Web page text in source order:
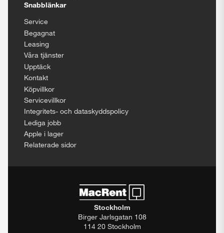
Snabblänkar
Service
Begagnat
Leasing
Våra tjänster
Upptäck
Kontakt
Köpvillkor
Servicevillkor
Integritets- och dataskyddspolicy
Lediga jobb
Apple i lager
Relaterade sidor
Stockholm
Birger Jarlsgatan 108
114 20 Stockholm